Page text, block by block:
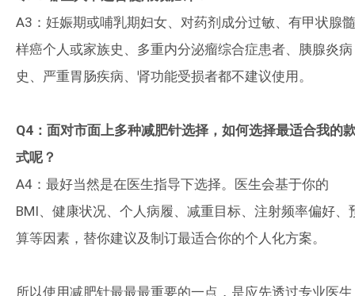
A3 ：妊娠期或哺乳期妇女、对药剂成分过敏、有甲状腺髓
样癌个人或家族史、多重内分泌瘤综合症患者、胰腺炎病
史、严重胃肠疾病、肾功能受损者都不建议使用。
Q4 ：面对市面上多种减肥针选择，如何选择最适合我的
式呢？
A4 ：最好当然是在医生指导下选择。医生会基于你的
BMI、健康状况、个人病履、减重目标、注射频率偏好、
算等因素，替你建议及制订最适合你的个人化方案。
所以使用减肥针最最最重要的一点，是应先透过专业医生